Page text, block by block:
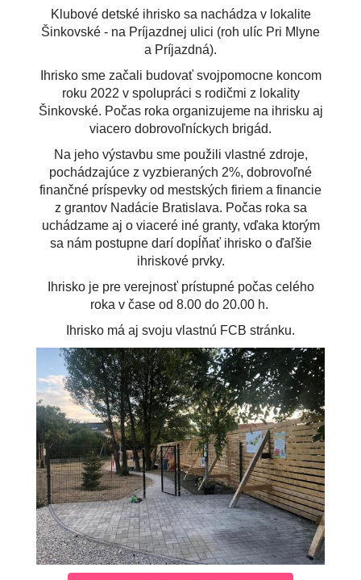
Klubové detské ihrisko sa nachádza v lokalite
Šinkovské - na Príjazdnej ulici (roh ulíc Pri Mlyne
a Príjazdná).
Ihrisko sme začali budovať svojpomocne koncom
roku 2022 v spolupráci s rodičmi z lokality
Šinkovské. Počas roka organizujeme na ihrisku aj
viacero dobrovoľníckych brigád.
Na jeho výstavbu sme použili vlastné zdroje,
pochádzajúce z vyzbieraných 2%, dobrovoľné
finančné príspevky od mestských firiem a financie
z grantov Nadácie Bratislava. Počas roka sa
uchádzame aj o viaceré iné granty, vďaka ktorým
sa nám postupne darí dopĺňať ihrisko o ďaľšie
ihriskové prvky.
Ihrisko je pre verejnosť prístupné počas celého
roka v čase od 8.00 do 20.00 h.
Ihrisko má aj svoju vlastnú FCB stránku.